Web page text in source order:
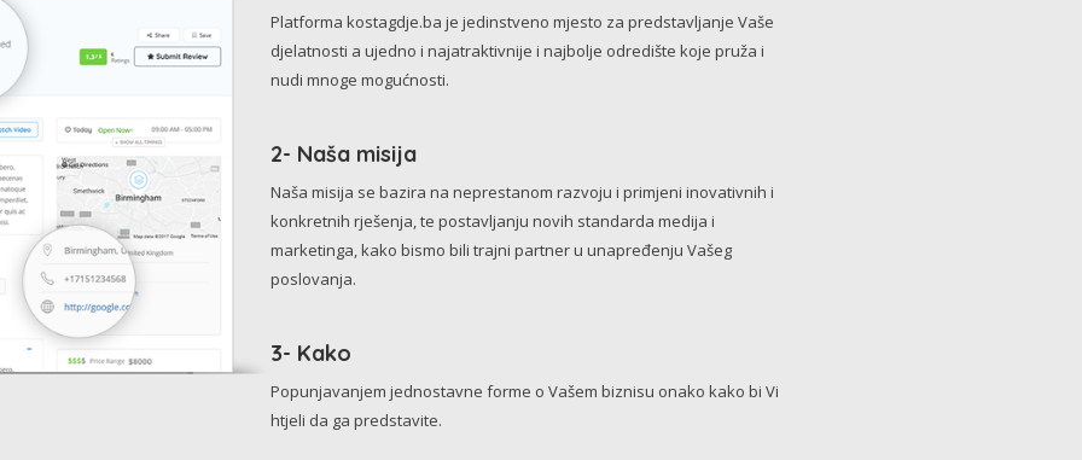
Platforma kostagdje.ba je jedinstveno mjesto za predstavljanje Vaše
djelatnosti a ujedno i najatraktivnije i najbolje odredište koje pruža i
nudi mnoge mogućnosti.
2- Naša misija
Naša misija se bazira na neprestanom razvoju i primjeni inovativnih i
konkretnih rješenja, te postavljanju novih standarda medija i
marketinga, kako bismo bili trajni partner u unapređenju Vašeg
poslovanja.
3- Kako
Popunjavanjem jednostavne forme o Vašem biznisu onako kako bi Vi
htjeli da ga predstavite.